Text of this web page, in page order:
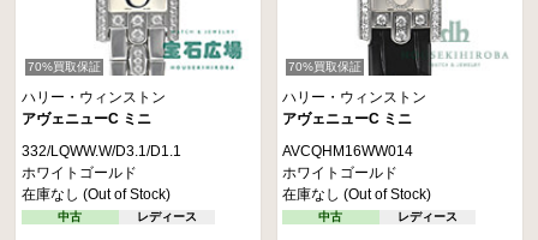
70%買取保証
ハリー・ウィンストン
アヴェニューC ミニ
332/LQWW.W/D3.1/D1.1
ホワイトゴールド
在庫なし (Out of Stock)
中古 レディース
70%買取保証
ハリー・ウィンストン
アヴェニューC ミニ
AVCQHM16WW014
ホワイトゴールド
在庫なし (Out of Stock)
中古 レディース